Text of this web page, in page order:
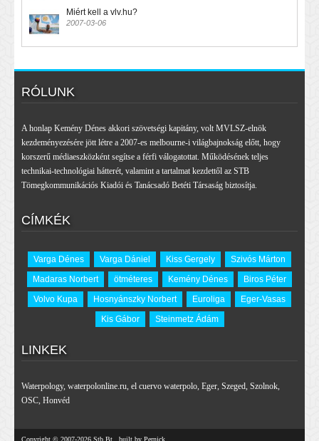
Miért kell a vlv.hu?
2007-03-06
RÓLUNK
A honlap Kemény Dénes akkori szövetségi kapitány, volt MVLSZ-elnök
kezdeményezésére jött létre a 2007-es melbourne-i világbajnokság előtt, hogy
korszerű médiaeszközként segítse a férfi válogatottat. Működésének teljes
technikai-technológiai hátterét, valamint a tartalmat kezdettől az STB
Tömegkommunikációs Kiadói és Tanácsadó Betéti Társaság biztosítja.
CÍMKÉK
Varga Dénes Varga Dániel Kiss Gergely
Szivós Márton
Madaras Norbert
ötméteres Kemény Dénes
Biros Péter
Volvo Kupa
Hosnyánszky Norbert Euroliga
Eger-Vasas
Kis Gábor
Steinmetz Ádám
LINKEK
Waterpology, waterpolonline.ru, el cuervo waterpolo, Eger, Szeged, Szolnok,
OSC, Honvéd
Copyright © 2007-2026 Stb Bt., built by Pernick